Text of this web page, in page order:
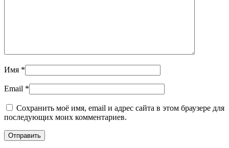
Имя *
Email *
Сохранить моё имя, email и адрес сайта в этом браузере для
последующих моих комментариев.